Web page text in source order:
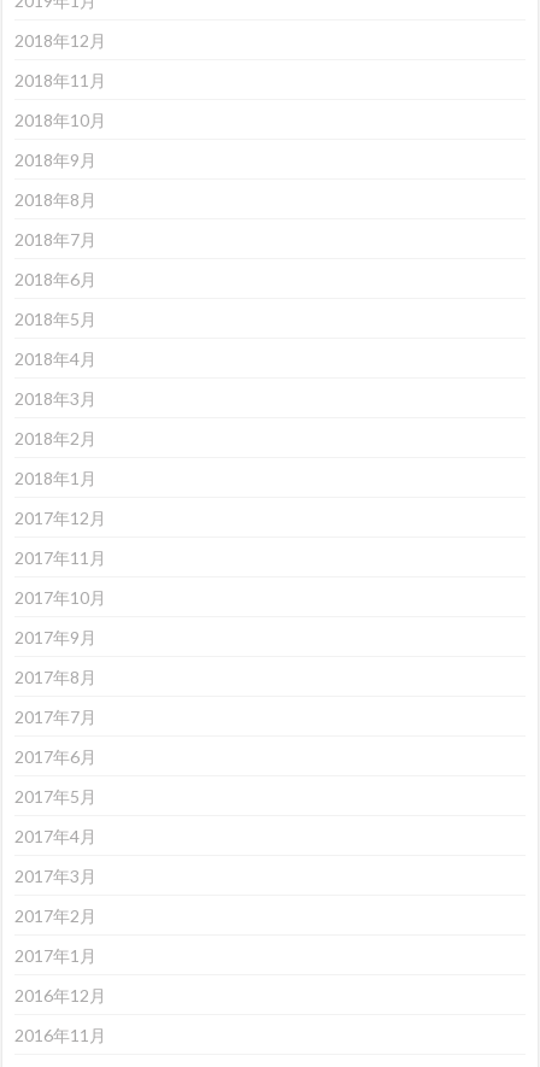
2018年12月
2018年11月
2018年10月
2018年9月
2018年8月
2018年7月
2018年6月
2018年5月
2018年4月
2018年3月
2018年2月
2018年1月
2017年12月
2017年11月
2017年10月
2017年9月
2017年8月
2017年7月
2017年6月
2017年5月
2017年4月
2017年3月
2017年2月
2017年1月
2016年12月
2016年11月